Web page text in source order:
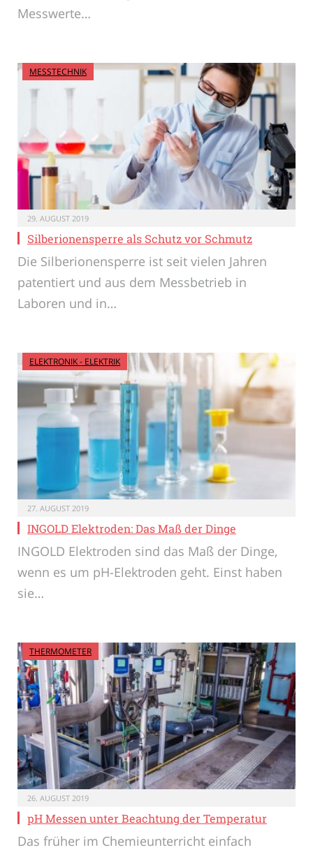
Messwerte…
MESSTECHNIK
29. AUGUST 2019
Silberionensperre als Schutz vor Schmutz
Die Silberionensperre ist seit vielen Jahren
patentiert und aus dem Messbetrieb in
Laboren und in…
ELEKTRONIK - ELEKTRIK
27. AUGUST 2019
INGOLD Elektroden: Das Maß der Dinge
INGOLD Elektroden sind das Maß der Dinge,
wenn es um pH-Elektroden geht. Einst haben
sie…
THERMOMETER
26. AUGUST 2019
pH Messen unter Beachtung der Temperatur
Das früher im Chemieunterricht einfach